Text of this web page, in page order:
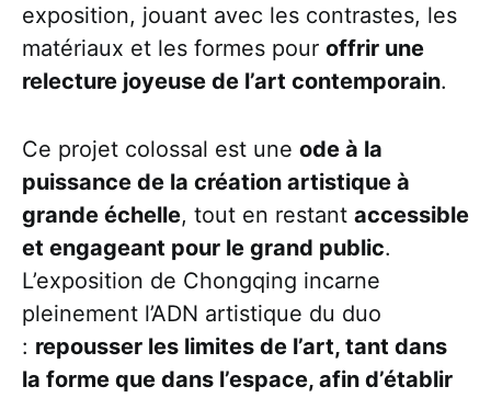
exposition, jouant avec les contrastes, les
matériaux et les formes pour offrir une
relecture joyeuse de l’art contemporain.
Ce projet colossal est une ode à la
puissance de la création artistique à
grande échelle, tout en restant accessible
et engageant pour le grand public.
L’exposition de Chongqing incarne
pleinement l’ADN artistique du duo
: repousser les limites de l’art, tant dans
la forme que dans l’espace, afin d’établir